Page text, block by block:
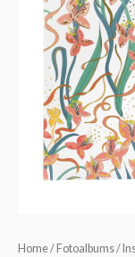
Home/ Fotoalbums/